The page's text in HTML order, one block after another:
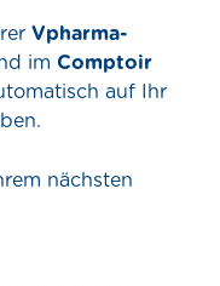
Vpharma-
im Comptoir
auf Ihr
nächsten